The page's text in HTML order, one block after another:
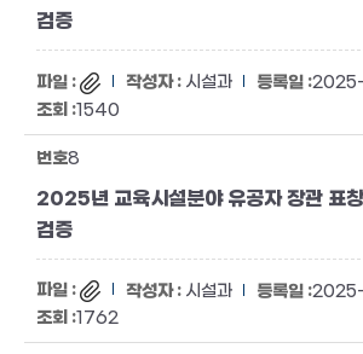
검증
시설과
2025-
1540
8
2025년 교육시설분야 유공자 장관 표
검증
시설과
1762